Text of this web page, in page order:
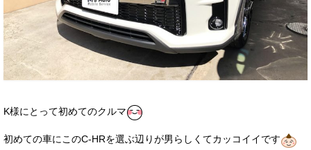
イベント
ニュース
スタッフブログ
K様にとって初めてのクルマ
初めての車にこのC-HRを選ぶ辺りが男らしくてカッコイイです